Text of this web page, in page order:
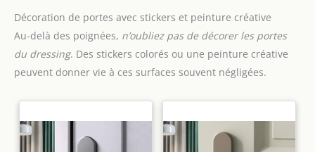
Décoration de portes avec stickers et peinture créative
Au-delà des poignées, n’oubliez pas de décorer les portes
du dressing. Des stickers colorés ou une peinture créative
peuvent donner vie à ces surfaces souvent négligées.